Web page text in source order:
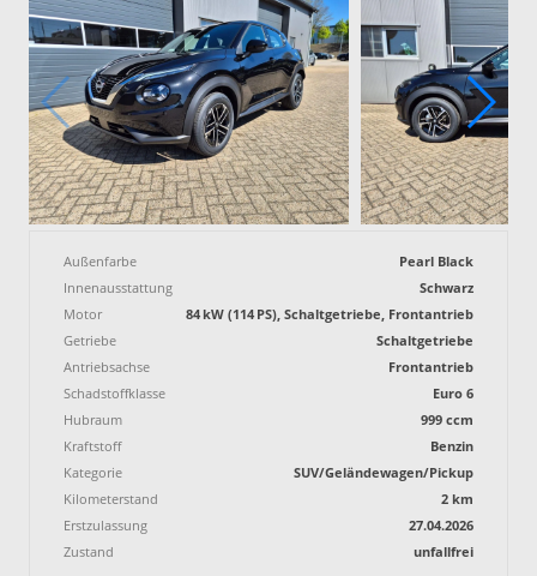
Außenfarbe
Pearl Black
Innenausstattung
Schwarz
Motor
84 kW (114 PS), Schaltgetriebe, Frontantrieb
Getriebe
Schaltgetriebe
Antriebsachse
Frontantrieb
Schadstoffklasse
Euro 6
Hubraum
999 ccm
Kraftstoff
Benzin
Kategorie
SUV/Geländewagen/Pickup
Kilometerstand
2 km
Erstzulassung
27.04.2026
Zustand
unfallfrei